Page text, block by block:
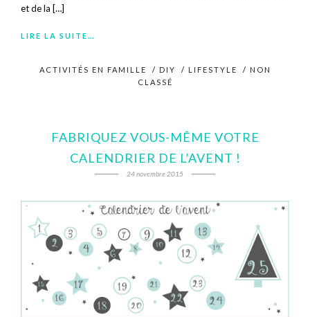
et de la […]
LIRE LA SUITE…
ACTIVITÉS EN FAMILLE / DIY / LIFESTYLE / NON
CLASSÉ
FABRIQUEZ VOUS-MÊME VOTRE
CALENDRIER DE L’AVENT !
24 novembre 2015